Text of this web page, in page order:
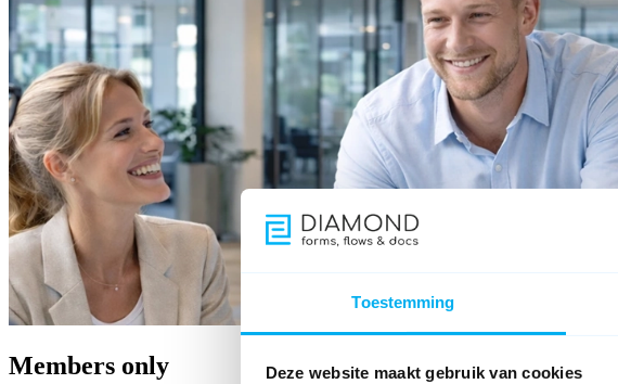
Toestemming
Deze website maakt gebruik van cookies
Members only